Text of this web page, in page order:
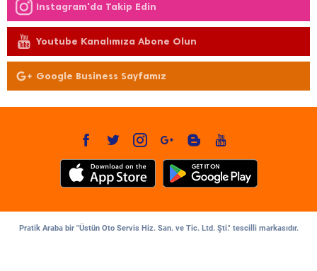
Instagram'da Takip Edin
Youtube Kanalımıza Abone Olun
Google Business Sayfamız
Pratik Araba bir "Üstün Oto Servis Hiz. San. ve Tic. Ltd. Şti." tescilli markasıdır.